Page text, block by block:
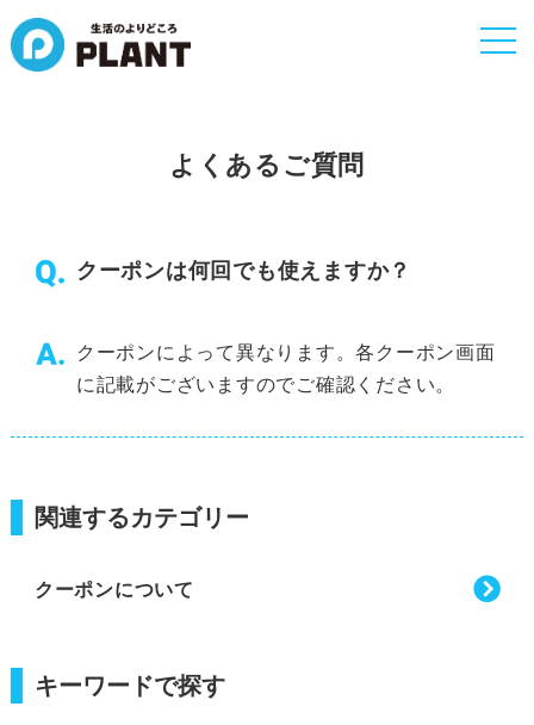
よくあるご質問
クーポンは何回でも使えますか？
クーポンによって異なります。各クーポン画面
に記載がございますのでご確認ください。
関連するカテゴリー
クーポンについて
キーワードで探す